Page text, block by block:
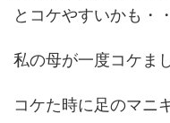
とコケやすいかも・
私の母が一度コケま
コケた時に足のマニ